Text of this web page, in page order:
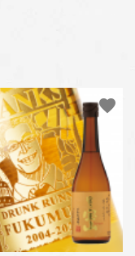
favorite